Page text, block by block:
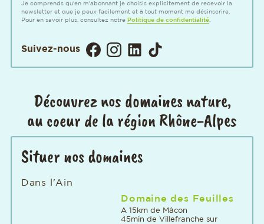
Je comprends qu'en m'abonnant je choisis explicitement de recevoir la
newsletter et que je peux facilement et à tout moment me désinscrire.
Pour en savoir plus, consultez notre Politique de confidentialité.
Suivez-nous
Visitez notre page Facebook.
Visitez notre Instagram.
Visitez notre page
Visitez notre page
Découvrez nos domaines nature,
au coeur de la région Rhône-Alpes
Situer nos domaines
Dans l'Ain
Domaine des Feuilles
A 15km de Mâcon
45min de Villefranche sur